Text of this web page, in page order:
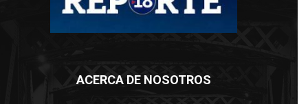
ACERCA DE NOSOTROS